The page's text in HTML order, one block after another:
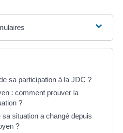
sa participation à la JDC ?
: comment prouver la
?
sa situation a changé depuis
?